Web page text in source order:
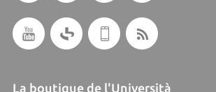
La boutique de l'Università